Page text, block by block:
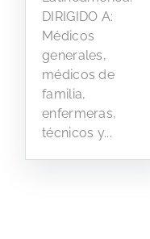
DIRIGIDO A:
Médicos
generales,
médicos de
familia,
enfermeras,
técnicos y...